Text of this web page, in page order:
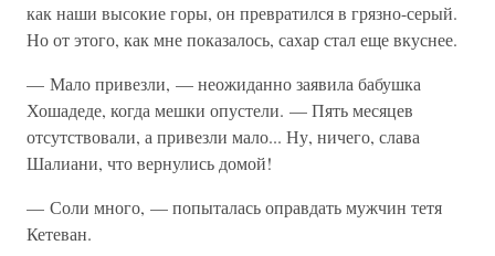
как наши высокие горы, он превратился в грязно-серый.
Но от этого, как мне показалось, сахар стал еще вкуснее.
— Мало привезли, — неожиданно заявила бабушка
Хошадеде, когда мешки опустели. — Пять месяцев
отсутствовали, а привезли мало... Ну, ничего, слава
Шалиани, что вернулись домой!
— Соли много, — попыталась оправдать мужчин тетя
Кетеван.